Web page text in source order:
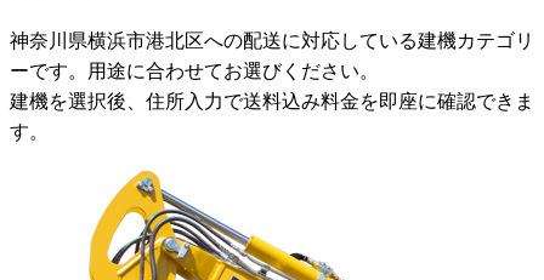
神奈川県横浜市港北区への配送に対応している建機カテゴリ
ーです。用途に合わせてお選びください。
建機を選択後、住所入力で送料込み料金を即座に確認できま
す。